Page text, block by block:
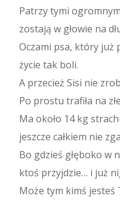
Patrzy tymi
zostają w głowie na
Oczami psa, który już
życie tak boli.
A przecież Sisi nie
Po prostu trafiła na
Ma około 14 kg
jeszcze całkiem nie
Bo gdzieś głęboko w
ktoś przyjdzie… i już
Może tym kimś jesteś